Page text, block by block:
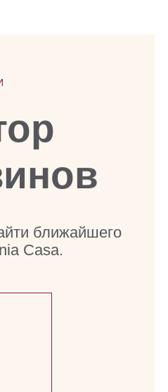
ближайшего
Casa.